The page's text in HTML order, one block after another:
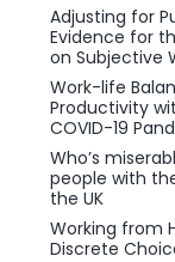
Adjusting for
Evidence for
on Subjective
Work-life
Productivity
COVID-19
Who’s
people with
the UK
Working from
Discrete